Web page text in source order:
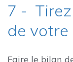
7 -
de
Faire le bilan